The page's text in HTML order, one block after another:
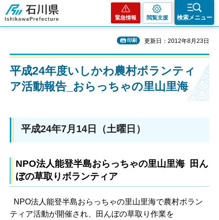
石川県
緊急情報 閲覧支援 検索メニュー
印刷 更新日：2012年8月23日
平成24年度いしかわ農村ボランティ
ア活動報告_おらっちゃの里山里海
平成24年7月14日（土曜日）
NPO法人能登半島おらっちゃの里山里海 田ん
ぼの草取りボランティア
NPO法人能登半島おらっちゃの里山里海で農村ボラン
ティア活動が開催され、田んぼの草取り作業を